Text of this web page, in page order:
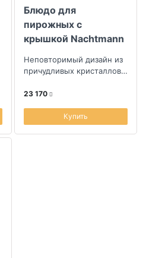
Блюдо для
пирожных с
крышкой Nachtmann
Неповторимый дизайн из
причудливых кристаллов в
создающих плетеный
23 170
Купить